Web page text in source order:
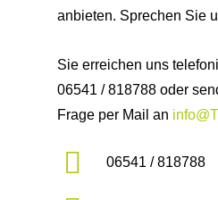
anbieten. Sprechen Sie
Sie erreichen uns
06541 / 818788 oder
Frage per Mail an
06541 / 818788